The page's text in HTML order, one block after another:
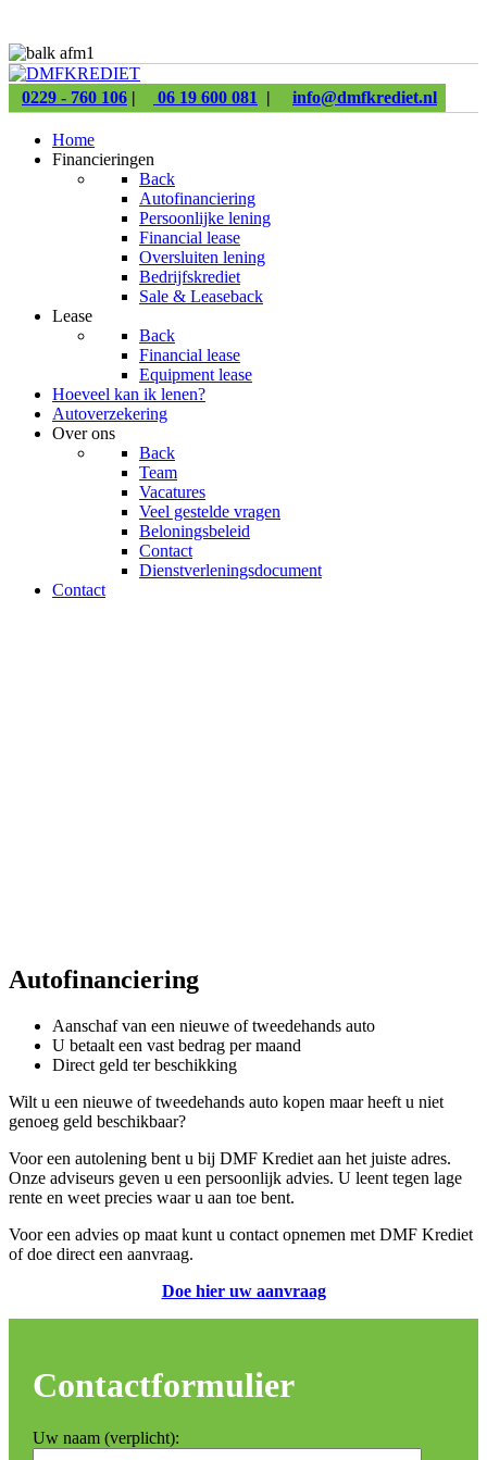
0229 - 760 106 | 06 19 600 081 | info@dmfkrediet.nl
Home
Financieringen
Back
Autofinanciering
Persoonlijke lening
Financial lease
Oversluiten lening
Bedrijfskrediet
Sale & Leaseback
Lease
Back
Financial lease
Equipment lease
Hoeveel kan ik lenen?
Autoverzekering
Over ons
Back
Team
Vacatures
Veel gestelde vragen
Beloningsbeleid
Contact
Dienstverleningsdocument
Contact
Autofinanciering
Aanschaf van een nieuwe of tweedehands auto
U betaalt een vast bedrag per maand
Direct geld ter beschikking
Wilt u een nieuwe of tweedehands auto kopen maar heeft u niet
genoeg geld beschikbaar?
Voor een autolening bent u bij DMF Krediet aan het juiste adres.
Onze adviseurs geven u een persoonlijk advies. U leent tegen lage
rente en weet precies waar u aan toe bent.
Voor een advies op maat kunt u contact opnemen met DMF Krediet
of doe direct een aanvraag.
Doe hier uw aanvraag
Contactformulier
Uw naam (verplicht):